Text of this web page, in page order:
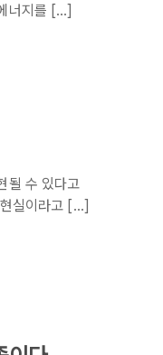
너지를 […]
될 수 있다고
실이라고 […]